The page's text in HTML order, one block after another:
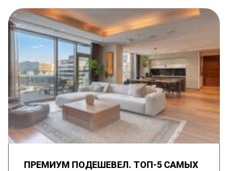
ПРЕМИУМ ПОДЕШЕВЕЛ. ТОП-5 САМЫХ